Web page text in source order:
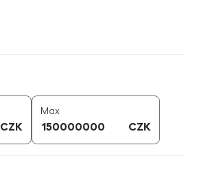
CZK
Maxprice (
CZK